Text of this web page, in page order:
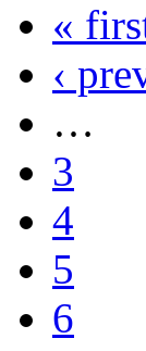
«
‹
…
3
4
5
6